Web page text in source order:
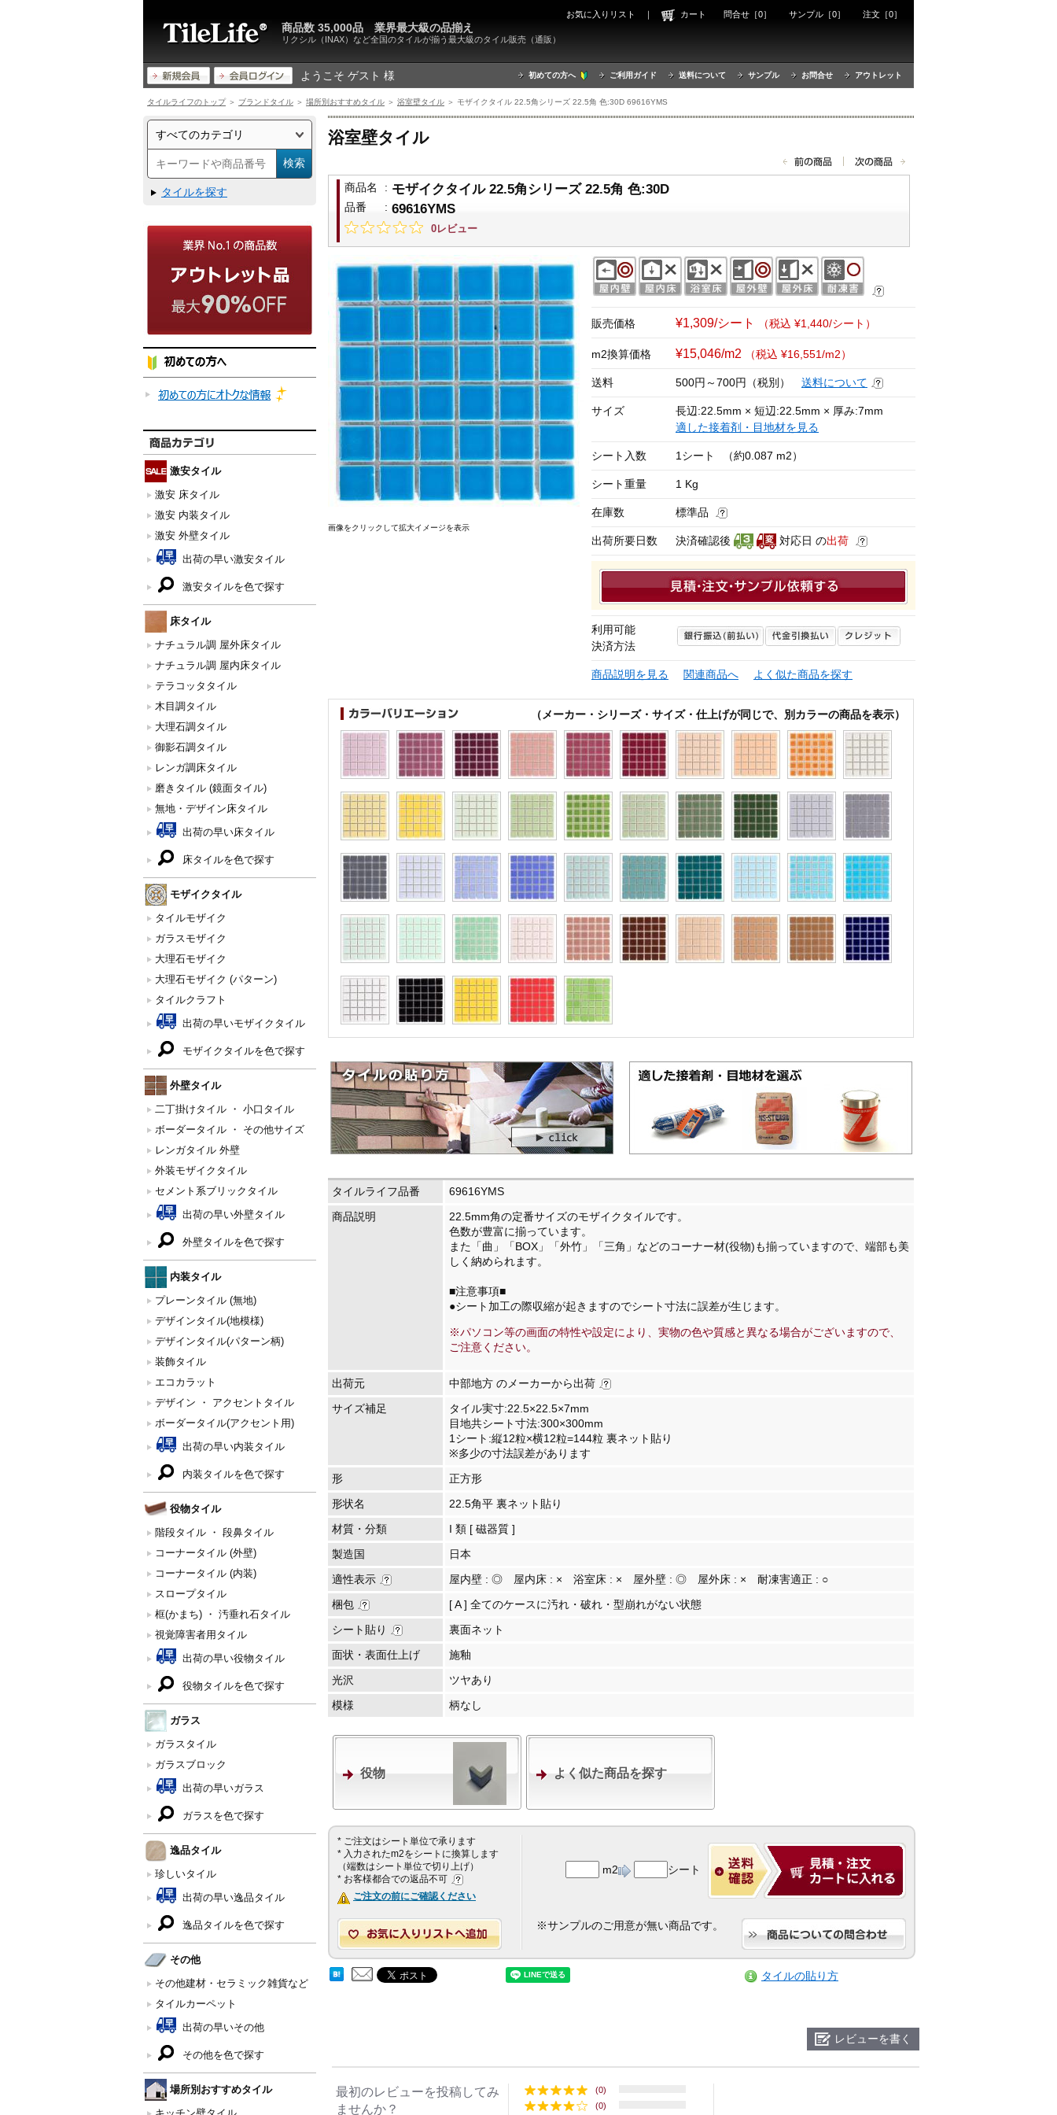
リクシル（INAX）など全国のタイルが揃う最大級のタイル販売（通販）
商品数 35,000品 業界最大級の品揃え
ようこそ ゲスト 様 初めての方へ ご利用ガイド 送料について サンプル お問合せ アウトレット
お気に入りリスト ｜ カート 問合せ［0］ サンプル［0］ 注文［0］
タイルライフのトップ＞ ブランドタイル ＞ 場所別おすすめタイル ＞ 浴室壁タイル ＞ モザイクタイル 22.5角シリーズ 22.5角 色:30D 69616YMS
タイルを探す
激安タイル
激安 床タイル
激安 内装タイル
激安 外壁タイル
出荷の早い激安タイル
激安タイルを色で探す
床タイル
ナチュラル調 屋外床タイル
ナチュラル調 屋内床タイル
テラコッタタイル
木目調タイル
大理石調タイル
御影石調タイル
レンガ調床タイル
磨きタイル (鏡面タイル)
無地・デザイン床タイル
出荷の早い床タイル
床タイルを色で探す
モザイクタイル
タイルモザイク
ガラスモザイク
大理石モザイク
大理石モザイク (パターン)
タイルクラフト
出荷の早いモザイクタイル
モザイクタイルを色で探す
外壁タイル
二丁掛けタイル ・ 小口タイル
ボーダータイル ・ その他サイズ
レンガタイル 外壁
外装モザイクタイル
セメント系ブリックタイル
出荷の早い外壁タイル
外壁タイルを色で探す
内装タイル
プレーンタイル (無地)
デザインタイル(地模様)
デザインタイル(パターン柄)
装飾タイル
エコカラット
デザイン ・ アクセントタイル
ボーダータイル(アクセント用)
出荷の早い内装タイル
内装タイルを色で探す
役物タイル
階段タイル ・ 段鼻タイル
コーナータイル (外壁)
コーナータイル (内装)
スロープタイル
框(かまち) ・ 汚垂れ石タイル
視覚障害者用タイル
出荷の早い役物タイル
役物タイルを色で探す
ガラス
ガラスタイル
ガラスブロック
出荷の早いガラス
ガラスを色で探す
逸品タイル
珍しいタイル
出荷の早い逸品タイル
逸品タイルを色で探す
その他
その他建材・セラミック雑貨など
タイルカーペット
出荷の早いその他
その他を色で探す
場所別おすすめタイル
キッチン壁タイル
浴室壁タイル
商品名 : モザイクタイル 22.5角シリーズ 22.5角 色:30D
品番 : 69616YMS
0レビュー
画像をクリックして拡大イメージを表示
販売価格 ¥1,309/シート （税込 ¥1,440/シート）
m2換算価格 ¥15,046/m2 （税込 ¥16,551/m2）
送料 500円～700円（税別） 送料について
サイズ
長辺:22.5mm × 短辺:22.5mm × 厚み:7mm
適した接着剤・目地材を見る
シート入数 1シート （約0.087 m2）
シート重量 1 Kg
在庫数 標準品
出荷所要日数 決済確認後 対応日 の出荷
利用可能
決済方法
商品説明を見る 関連商品へ よく似た商品を探す
（メーカー・シリーズ・サイズ・仕上げが同じで、別カラーの商品を表示）
タイルライフ品番
69616YMS
商品説明
22.5mm角の定番サイズのモザイクタイルです。
色数が豊富に揃っています。
また「曲」「BOX」「外竹」「三角」などのコーナー材(役物)も揃っていますので、端部も美
しく納められます。
■注意事項■
●シート加工の際収縮が起きますのでシート寸法に誤差が生じます。
※パソコン等の画面の特性や設定により、実物の色や質感と異なる場合がございますので、
ご注意ください。
出荷元
中部地方 のメーカーから出荷
サイズ補足
タイル実寸:22.5×22.5×7mm
目地共シート寸法:300×300mm
1シート:縦12粒×横12粒=144粒 裏ネット貼り
※多少の寸法誤差があります
形
正方形
形状名
22.5角平 裏ネット貼り
材質・分類
I 類 [ 磁器質 ]
製造国
日本
適性表示
屋内壁 : ◎ 屋内床 : × 浴室床 : × 屋外壁 : ◎ 屋外床 : × 耐凍害適正 : ○
梱包
[ A ] 全てのケースに汚れ・破れ・型崩れがない状態
シート貼り
裏面ネット
面状・表面仕上げ
施釉
光沢
ツヤあり
模様
柄なし
役物 よく似た商品を探す
* ご注文はシート単位で承ります
* 入力されたm2をシートに換算します
（端数はシート単位で切り上げ）
* お客様都合での返品不可
ご注文の前にご確認ください
m2 シート
※サンプルのご用意が無い商品です。
タイルの貼り方
レビューを書く
最初のレビューを投稿してみ
ませんか？
(0)
(0)